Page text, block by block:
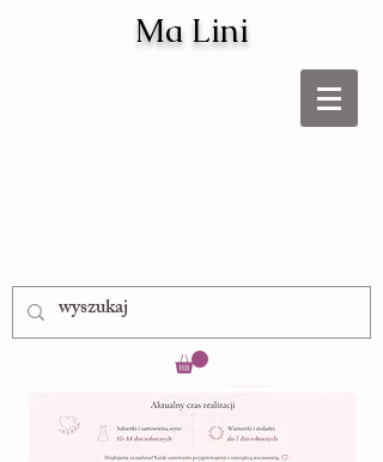
Ma Lini